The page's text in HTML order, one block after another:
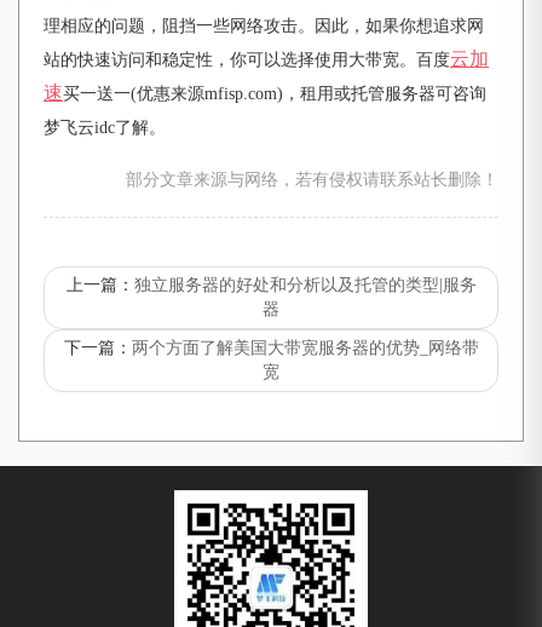
理相应的问题，阻挡一些网络攻击。因此，如果你想追求网
站的快速访问和稳定性，你可以选择使用大带宽。百度云加
速买一送一(优惠来源mfisp.com)，租用或托管服务器可咨询
梦飞云idc了解。
部分文章来源与网络，若有侵权请联系站长删除！
上一篇： 独立服务器的好处和分析以及托管的类型|服务
器
下一篇： 两个方面了解美国大带宽服务器的优势_网络带
宽